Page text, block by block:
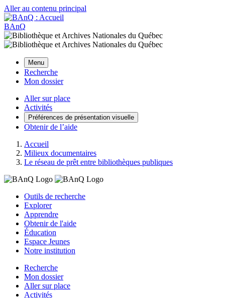
Aller au contenu principal
BAnQ
Menu
Recherche
Mon dossier
Aller sur place
Activités
Préférences de présentation visuelle
Obtenir de l’aide
Accueil
Milieux documentaires
Le réseau de prêt entre bibliothèques publiques
Outils de recherche
Explorer
Apprendre
Obtenir de l'aide
Éducation
Espace Jeunes
Notre institution
Recherche
Mon dossier
Aller sur place
Activités